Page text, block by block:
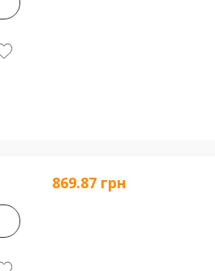
869.87 грн